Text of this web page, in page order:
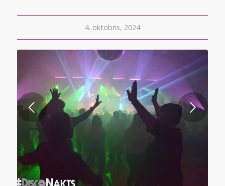
4. oktobris, 2024
Next